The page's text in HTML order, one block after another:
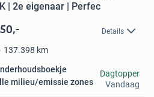
| 2e eigenaar | Perfec
Details
137.398 km
milieu/emissie zones
Dagtopper
Vandaag